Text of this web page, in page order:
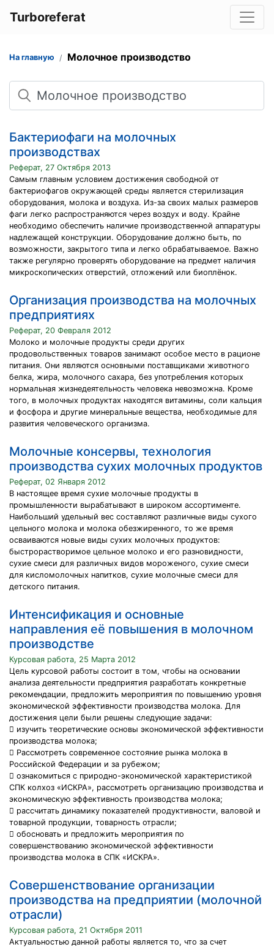
Turboreferat
На главную Молочное производство
Поиск
Бактериофаги на молочных
производствах
Реферат, 27 Октября 2013
Самым главным условием достижения свободной от
бактериофагов окружающей среды является стерилизация
оборудования, молока и воздуха. Из-за своих малых размеров
фаги легко распространяются через воздух и воду. Крайне
необходимо обеспечить наличие производственной аппаратуры
надлежащей конструкции. Оборудование должно быть, по
возможности, закрытого типа и легко обрабатываемое. Важно
также регулярно проверять оборудование на предмет наличия
микроскопических отверстий, отложений или биоплёнок.
Организация производства на молочных
предприятиях
Реферат, 20 Февраля 2012
Молоко и молочные продукты среди других
продовольственных товаров занимают особое место в рационе
питания. Они являются основными поставщиками животного
белка, жира, молочного сахара, без употребления которых
нормальная жизнедеятельность человека невозможна. Кроме
того, в молочных продуктах находятся витамины, соли кальция
и фосфора и другие минеральные вещества, необходимые для
развития человеческого организма.
Молочные консервы, технология
производства сухих молочных продуктов
Реферат, 02 Января 2012
В настоящее время сухие молочные продукты в
промышленности вырабатывают в широком ассортименте.
Наибольший удельный вес составляют различные виды сухого
цельного молока и молока обезжиренного, то же время
осваиваются новые виды сухих молочных продуктов:
быстрорастворимое цельное молоко и его разновидности,
сухие смеси для различных видов мороженого, сухие смеси
для кисломолочных напитков, сухие молочные смеси для
детского питания.
Интенсификация и основные
направления её повышения в молочном
производстве
Курсовая работа, 25 Марта 2012
Цель курсовой работы состоит в том, чтобы на основании
анализа деятельности предприятия разработать конкретные
рекомендации, предложить мероприятия по повышению уровня
экономической эффективности производства молока. Для
достижения цели были решены следующие задачи:
 изучить теоретические основы экономической эффективности
производства молока;
 Рассмотреть современное состояние рынка молока в
Российской Федерации и за рубежом;
 ознакомиться с природно-экономической характеристикой
СПК колхоз «ИСКРА», рассмотреть организацию производства и
экономическую эффективность производства молока;
 рассчитать динамику показателей продуктивности, валовой и
товарной продукции, товарность отрасли;
 обосновать и предложить мероприятия по
совершенствованию экономической эффективности
производства молока в СПК «ИСКРА».
Совершенствование организации
производства на предприятии (молочной
отрасли)
Курсовая работа, 21 Октября 2011
Актуальностью данной работы является то, что за счет